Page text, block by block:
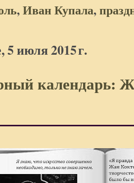
,Иван Купала,
5 июля 2015 г.
календарь: